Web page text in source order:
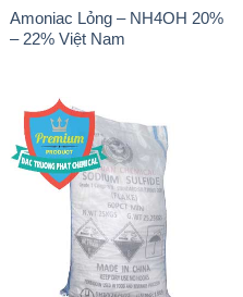
Amoniac Lỏng – NH4OH 20%
– 22% Việt Nam